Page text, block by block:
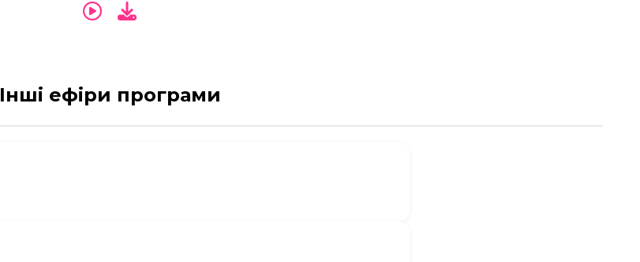
Інші ефіри програми